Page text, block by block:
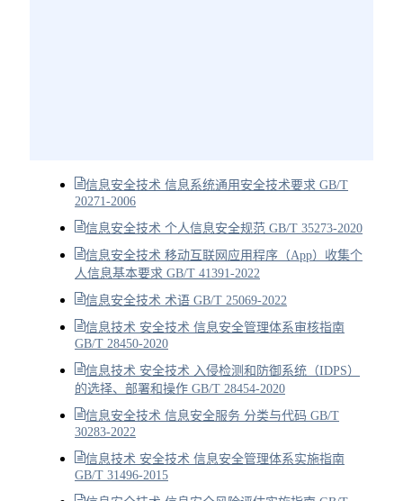
信息安全技术 信息系统通用安全技术要求 GB/T
20271-2006
信息安全技术 个人信息安全规范 GB/T 35273-2020
信息安全技术 移动互联网应用程序（App）收集个
人信息基本要求 GB/T 41391-2022
信息安全技术 术语 GB/T 25069-2022
信息技术 安全技术 信息安全管理体系审核指南
GB/T 28450-2020
信息技术 安全技术 入侵检测和防御系统（IDPS）
的选择、部署和操作 GB/T 28454-2020
信息安全技术 信息安全服务 分类与代码 GB/T
30283-2022
信息技术 安全技术 信息安全管理体系实施指南
GB/T 31496-2015